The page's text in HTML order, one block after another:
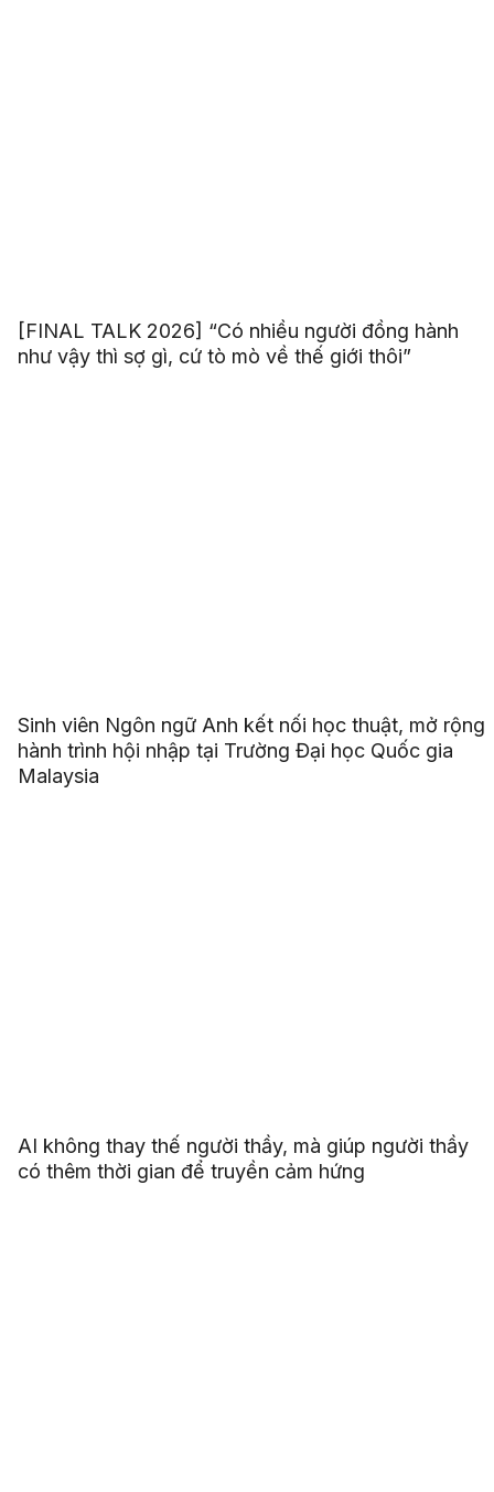
[FINAL TALK 2026] “Có nhiều người đồng hành
như vậy thì sợ gì, cứ tò mò về thế giới thôi”
Sinh viên Ngôn ngữ Anh kết nối học thuật, mở rộng
hành trình hội nhập tại Trường Đại học Quốc gia
Malaysia
AI không thay thế người thầy, mà giúp người thầy
có thêm thời gian để truyền cảm hứng